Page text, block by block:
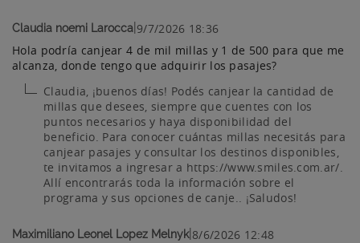
Claudia noemi Larocca 9/7/2026 18:36
Hola podría canjear 4 de mil millas y 1 de 500 para que me
alcanza, donde tengo que adquirir los pasajes?
Claudia, ¡buenos días! Podés canjear la cantidad de
millas que desees, siempre que cuentes con los
puntos necesarios y haya disponibilidad del
beneficio. Para conocer cuántas millas necesitás para
canjear pasajes y consultar los destinos disponibles,
te invitamos a ingresar a https://www.smiles.com.ar/.
Allí encontrarás toda la información sobre el
programa y sus opciones de canje.. ¡Saludos!
Maximiliano Leonel Lopez Melnyk| 8/6/2026 12:48